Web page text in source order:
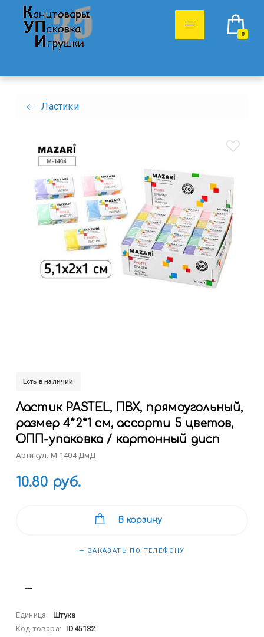
0
Ластики
Есть в наличии
Ластик PASTEL, ПВХ, прямоугольный,
размер 4*2*1 см, ассорти 5 цветов,
ОПП-упаковка / картонный дисп
Артикул: M-1404 ДмД
10.80 руб.
В корзину
— ЗАКАЗАТЬ ПО ТЕЛЕФОНУ
Единица:
Штука
Код товара:
ID45182